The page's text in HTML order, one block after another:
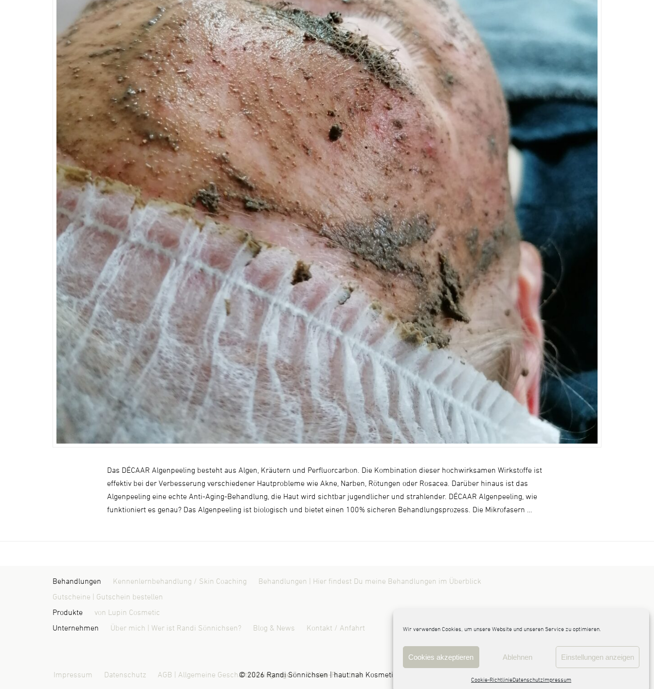
Wir verwenden Cookies, um unsere Website und unseren Service zu optimieren.
Cookies akzeptieren Ablehnen Einstellungen anzeigen
Cookie-RichtlinieDatenschutz Impressum
Das DÉCAAR Algenpeeling besteht aus Algen, Kräutern und Perfluorcarbon. Die Kombination dieser hochwirksamen Wirkstoffe ist
effektiv bei der Verbesserung verschiedener Hautprobleme wie Akne, Narben, Rötungen oder Rosacea. Darüber hinaus ist das
Algenpeeling eine echte Anti-Aging-Behandlung, die Haut wird sichtbar jugendlicher und strahlender. DÉCAAR Algenpeeling, wie
funktioniert es genau? Das Algenpeeling ist biologisch und bietet einen 100% sicheren Behandlungsprozess. Die Mikrofasern …
Behandlungen Kennenlernbehandlung / Skin Coaching
Behandlungen | Hier findest Du meine Behandlungen im Überblick
Gutscheine | Gutschein bestellen
Produkte
von Lupin Cosmetic
Unternehmen
Über mich | Wer ist Randi Sönnichsen? Blog & News Kontakt / Anfahrt
Impressum Datenschutz AGB | Allgemeine Geschäftsbedingungen Cookie-Richtlinie
© 2026 Randi Sönnichsen | haut:nah Kosmetik Leck